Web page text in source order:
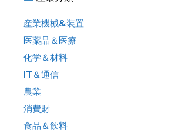
産業機械&装置
医薬品＆医療
化学＆材料
IT＆通信
農業
消費財
食品＆飲料